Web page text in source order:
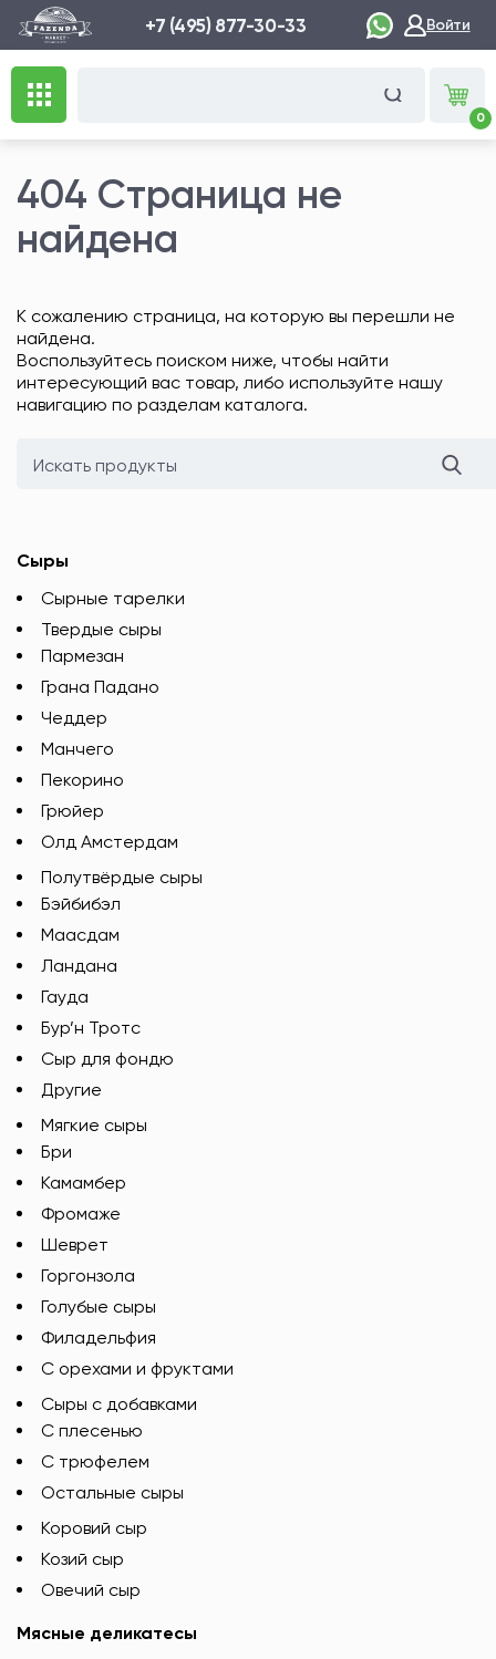
+7 (495) 877-30-33 Войти
0
404 Страница не
найдена
К сожалению страница, на которую вы перешли не
найдена.
Воспользуйтесь поиском ниже, чтобы найти
интересующий вас товар, либо используйте нашу
навигацию по разделам каталога.
Сыры
Сырные тарелки
Твердые сыры
Пармезан
Грана Падано
Чеддер
Манчего
Пекорино
Грюйер
Олд Амстердам
Полутвёрдые сыры
Бэйбибэл
Маасдам
Ландана
Гауда
Бур’н Тротс
Сыр для фондю
Другие
Мягкие сыры
Бри
Камамбер
Фромаже
Шеврет
Горгонзола
Голубые сыры
Филадельфия
С орехами и фруктами
Сыры с добавками
C плесенью
С трюфелем
Остальные сыры
Коровий сыр
Козий сыр
Овечий сыр
Мясные деликатесы